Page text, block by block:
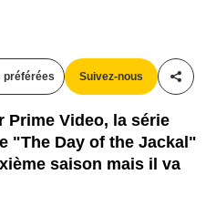
préférées Suivez-nous
Prime Video, la série
"The Day of the Jackal"
saison mais il va